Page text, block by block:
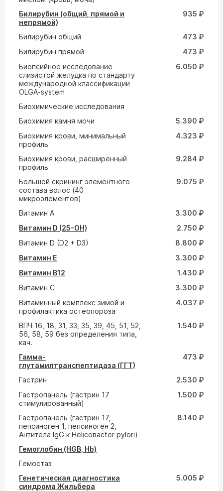
Билирубин (общий, прямой и
непрямой)
935 ₽
Билирубин общий
473 ₽
Билирубин прямой
473 ₽
Биопсийное исследование
слизистой желудка по стандарту
международной классификации
OLGA-system
6.050 ₽
Биохимические исследования
Биохимия камня мочи
5.390 ₽
Биохимия крови, минимальный
профиль
4.323 ₽
Биохимия крови, расширенный
профиль
9.284 ₽
Большой скрининг элементного
состава волос (40
микроэлементов)
9.075 ₽
Витамин A
3.300 ₽
Витамин D (25-ОН)
2.750 ₽
Витамин D (D2 + D3)
8.800 ₽
Витамин E
3.300 ₽
Витамин В12
1.430 ₽
Витамин С
3.300 ₽
Витаминный комплекс зимой и
профилактика остеопороза
4.037 ₽
ВПЧ 16, 18, 31, 33, 35, 39, 45, 51, 52,
56, 58, 59 без определения типа,
кач.
1.540 ₽
Гамма-
глутамилтранспептидаза (ГГТ)
473 ₽
Гастрин
2.530 ₽
Гастропанель (гастрин 17
стимулированный)
1.500 ₽
Гастропанель (гастрин 17,
пепсиноген 1, пепсиноген 2,
Антитела IgG к Helicoвacter pylori)
8.140 ₽
Гемоглобин (HGB, Hb)
Гемостаз
Генетическая диагностика
синдрома Жильбера
5.005 ₽